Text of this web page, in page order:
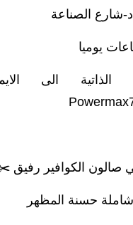
شارع الصناعة
الى
الكوافير رفيق
شاملة حسنة المظهر